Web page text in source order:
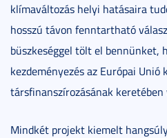
klímaváltozás helyi hatásaira
hosszú távon fenntartható
büszkeséggel tölt el bennünket,
kezdeményezés az Európai Unió
társfinanszírozásának
Mindkét projekt kiemelt